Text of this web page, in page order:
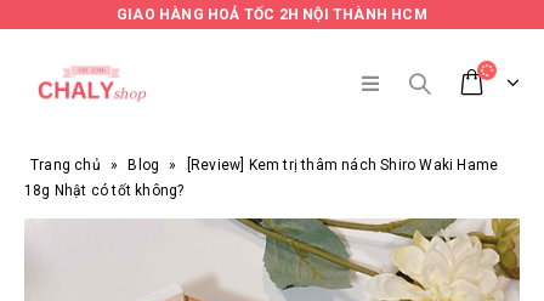
GIAO HÀNG HOẢ TỐC 2H NỘI THÀNH HCM
Trang chủ » Blog »
[Review] Kem trị thâm nách Shiro Waki Hame
18g Nhật có tốt không?